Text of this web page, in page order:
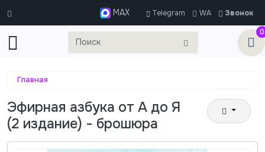
MAX Telegram WA
Звонок
0
Главная
Эфирная азбука от А до Я
(2 издание) - брошюра